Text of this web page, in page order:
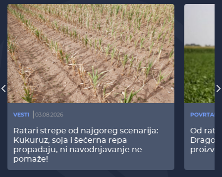
VESTI 03.08.2026
Ratari strepe od najgoreg scenarija:
Kukuruz, soja i šećerna repa
propadaju, ni navodnjavanje ne
pomaže!
Od